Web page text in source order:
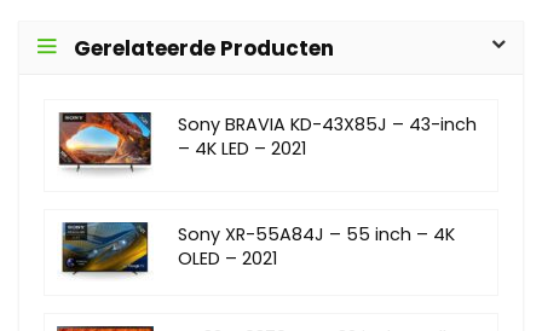
Gerelateerde Producten
Sony BRAVIA KD-43X85J – 43-inch
– 4K LED – 2021
Sony XR-55A84J – 55 inch – 4K
OLED – 2021